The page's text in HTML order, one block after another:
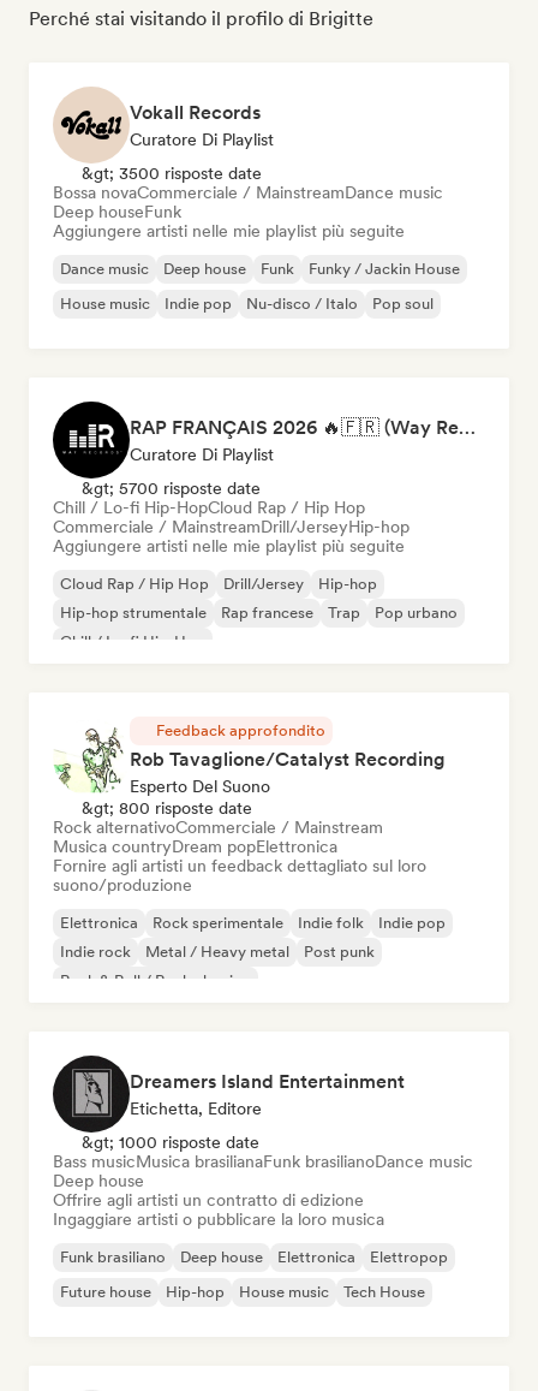
Perché stai visitando il profilo di Brigitte
Vokall Records
Curatore Di Playlist
&gt; 3500 risposte date
Bossa novaCommerciale / MainstreamDance music
Deep houseFunk
Aggiungere artisti nelle mie playlist più seguite
Dance music Deep house Funk
Funky / Jackin House
House music
Indie pop Nu-disco / Italo Pop soul
RAP FRANÇAIS 2026 🔥🇫🇷 (Way Records)
Curatore Di Playlist
&gt; 5700 risposte date
Chill / Lo-fi Hip-HopCloud Rap / Hip Hop
Commerciale / MainstreamDrill/JerseyHip-hop
Aggiungere artisti nelle mie playlist più seguite
Cloud Rap / Hip Hop Drill/Jersey
Hip-hop
Hip-hop strumentale
Rap francese Trap
Pop urbano
Chill / Lo-fi Hip-Hop
Feedback approfondito
Rob Tavaglione/Catalyst Recording
Esperto Del Suono
&gt; 800 risposte date
Rock alternativoCommerciale / Mainstream
Musica countryDream popElettronica
Fornire agli artisti un feedback dettagliato sul loro
suono/produzione
Elettronica Rock sperimentale Indie folk
Indie pop
Indie rock
Metal / Heavy metal
Post punk
Rock & Roll / Rock classico
Dreamers Island Entertainment
Etichetta, Editore
&gt; 1000 risposte date
Bass musicMusica brasilianaFunk brasilianoDance music
Deep house
Offrire agli artisti un contratto di edizione
Ingaggiare artisti o pubblicare la loro musica
Funk brasiliano Deep house Elettronica
Elettropop
Future house
Hip-hop House music Tech House